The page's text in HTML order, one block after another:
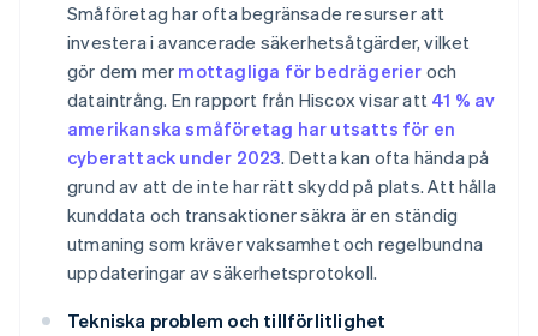
Småföretag har ofta begränsade resurser att
investera i avancerade säkerhetsåtgärder, vilket
gör dem mer mottagliga för bedrägerier och
dataintrång. En rapport från Hiscox visar att 41 % av
amerikanska småföretag har utsatts för en
cyberattack under 2023. Detta kan ofta hända på
grund av att de inte har rätt skydd på plats. Att hålla
kunddata och transaktioner säkra är en ständig
utmaning som kräver vaksamhet och regelbundna
uppdateringar av säkerhetsprotokoll.
Tekniska problem och tillförlitlighet